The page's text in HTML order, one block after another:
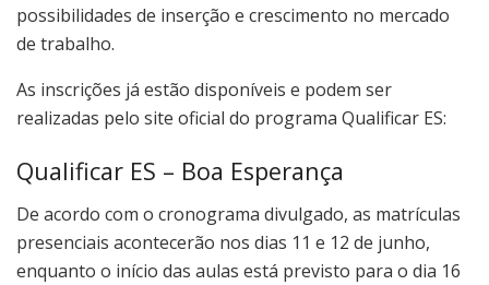
possibilidades de inserção e crescimento no mercado
de trabalho.
As inscrições já estão disponíveis e podem ser
realizadas pelo site oficial do programa Qualificar ES:
Qualificar ES – Boa Esperança
De acordo com o cronograma divulgado, as matrículas
presenciais acontecerão nos dias 11 e 12 de junho,
enquanto o início das aulas está previsto para o dia 16